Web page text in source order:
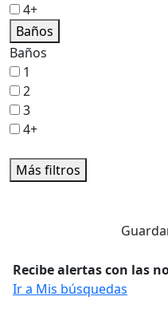
4+
Baños
Baños
1
2
3
4+
Más filtros
Recibe alertas con las
Ir a Mis búsquedas